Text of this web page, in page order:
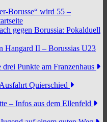
Borusse“ wird 55 –
gegen Borussia: Pokalduell
Hangard II – Borussias U23
Punkte am Franzenhaus
Quierschied
– Infos aus dem Ellenfeld